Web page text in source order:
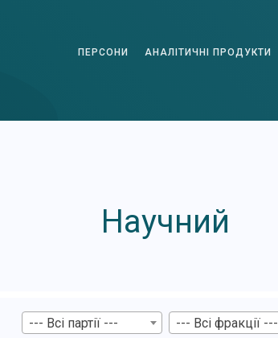
ПЕРСОНИ АНАЛІТИЧНІ ПРОДУКТИ
Научний
--- Всі партії --- --- Всі фракції ---